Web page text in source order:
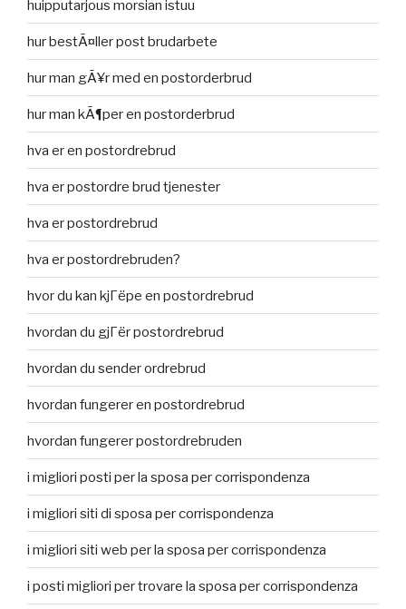
huipputarjous morsian istuu
hur bestÃ¤ller post brudarbete
hur man gÃ¥r med en postorderbrud
hur man kÃ¶per en postorderbrud
hva er en postordrebrud
hva er postordre brud tjenester
hva er postordrebrud
hva er postordrebruden?
hvor du kan kjГёpe en postordrebrud
hvordan du gjГёr postordrebrud
hvordan du sender ordrebrud
hvordan fungerer en postordrebrud
hvordan fungerer postordrebruden
i migliori posti per la sposa per corrispondenza
i migliori siti di sposa per corrispondenza
i migliori siti web per la sposa per corrispondenza
i posti migliori per trovare la sposa per corrispondenza